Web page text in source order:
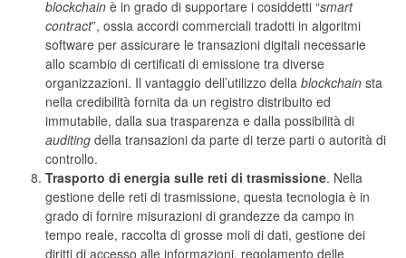
blockchain è in grado di supportare i cosiddetti “smart
contract”, ossia accordi commerciali tradotti in algoritmi
software per assicurare le transazioni digitali necessarie
allo scambio di certificati di emissione tra diverse
organizzazioni. Il vantaggio dell’utilizzo della blockchain sta
nella credibilità fornita da un registro distribuito ed
immutabile, dalla sua trasparenza e dalla possibilità di
auditing della transazioni da parte di terze parti o autorità di
controllo.
Trasporto di energia sulle reti di trasmissione. Nella
gestione delle reti di trasmissione, questa tecnologia è in
grado di fornire misurazioni di grandezze da campo in
tempo reale, raccolta di grosse moli di dati, gestione dei
diritti di accesso alle informazioni, regolamento delle